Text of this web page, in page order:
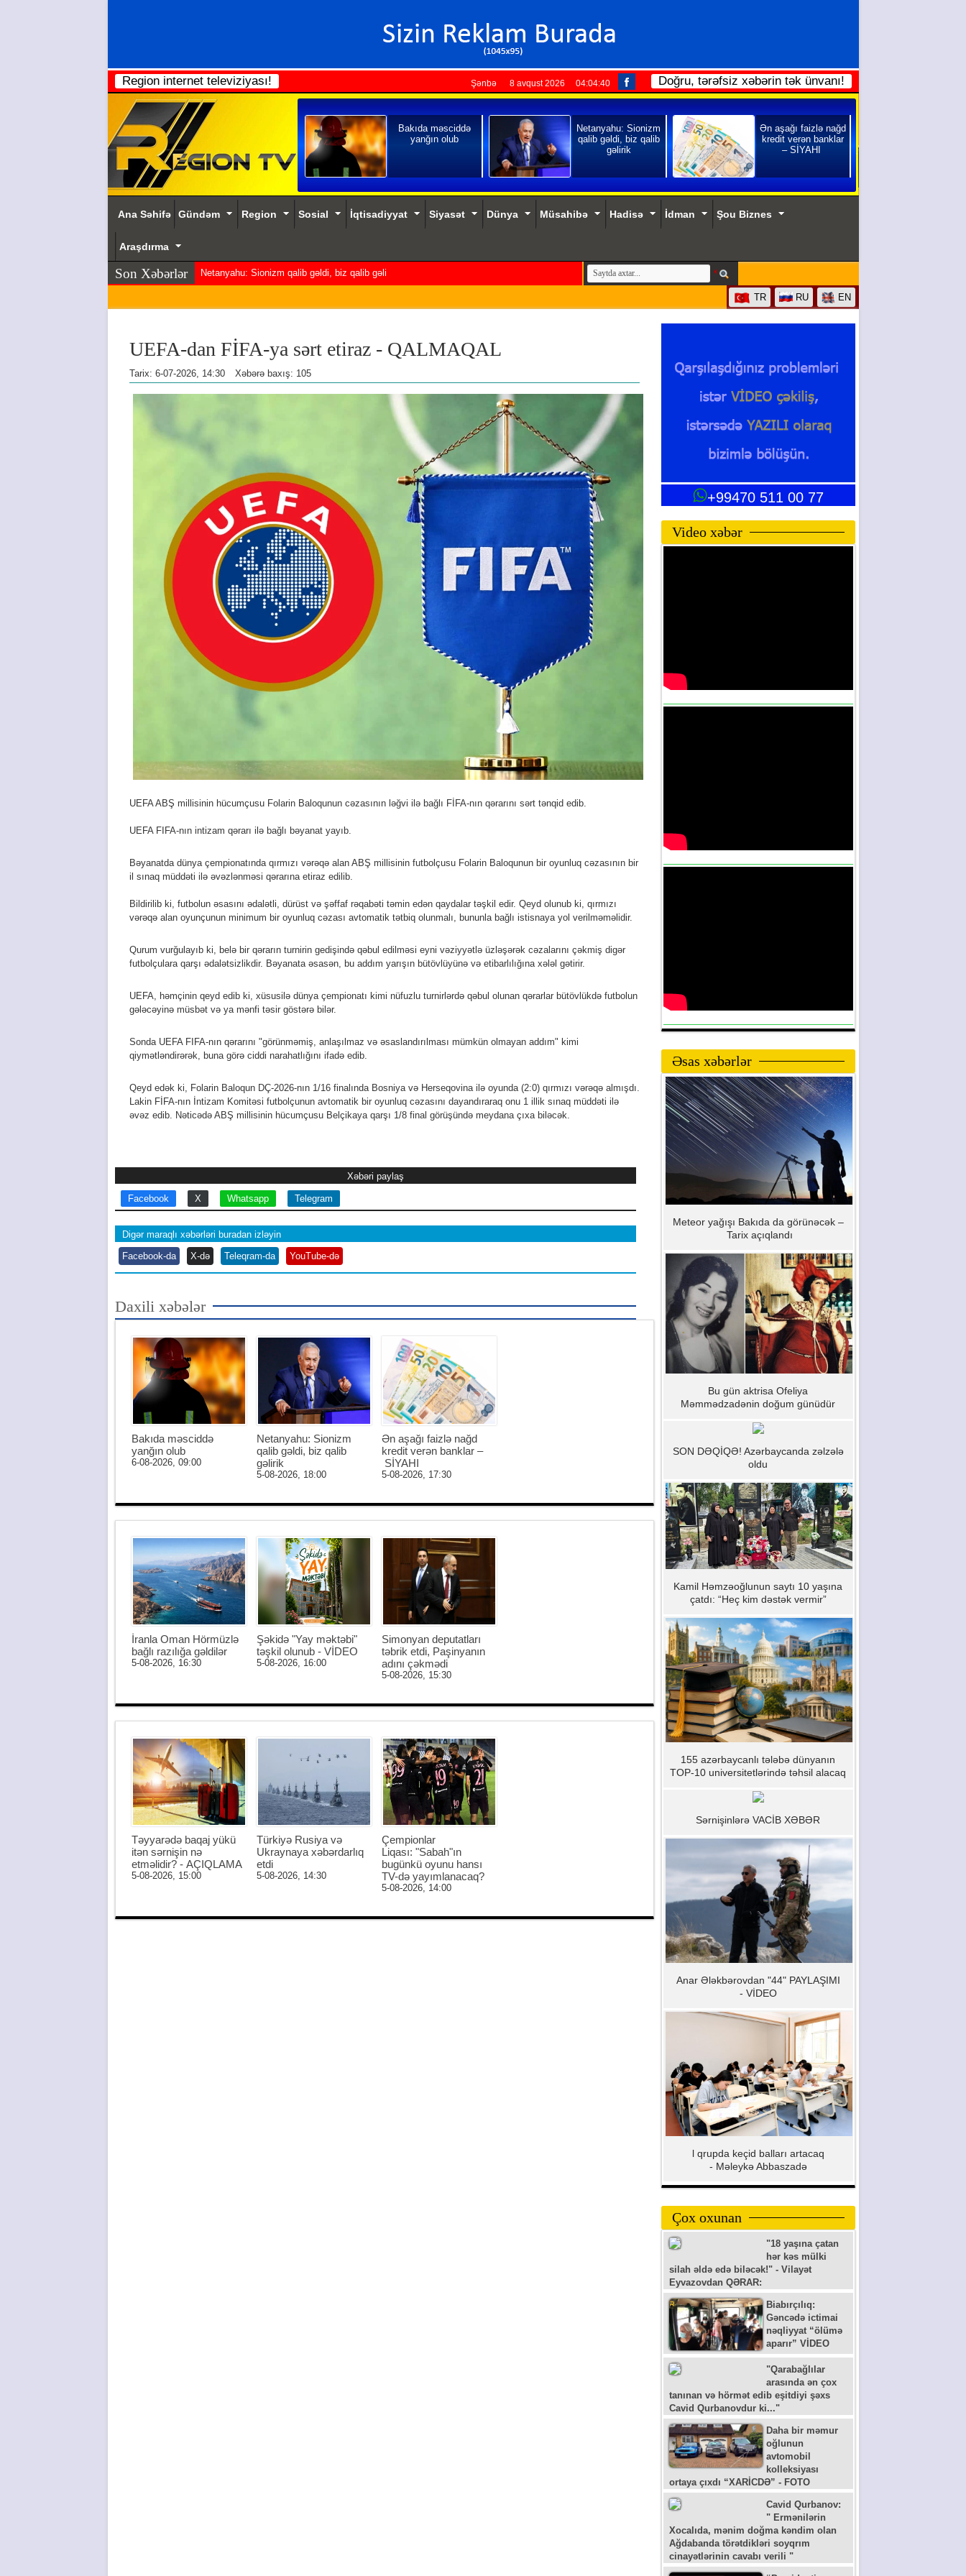
Region internet televiziyası! Şənbə 8 avqust 2026 04:04:42 Doğru, tərəfsiz xəbərin tək ünvanı!
Bakıda məsciddə
yanğın olub
Netanyahu: Sionizm
qalib gəldi, biz qalib
gəlirik
Ən aşağı faizlə nağd
kredit verən banklar
– SİYAHI
Ana Səhifə Gündəm Region Sosial İqtisadiyyat Siyasət Dünya Müsahibə Hadisə İdman Şou Biznes
Araşdırma
Son Xəbərlər Netanyahu: Sionizm qalib gəldi, biz qalib gəlirik
TR RU EN
UEFA-dan FİFA-ya sərt etiraz - QALMAQAL
Tarix: 6-07-2026, 14:30 Xəbərə baxış: 105
UEFA ABŞ millisinin hücumçusu Folarin Baloqunun cəzasının ləğvi ilə bağlı FİFA-nın qərarını sərt tənqid edib.
UEFA FIFA-nın intizam qərarı ilə bağlı bəyanat yayıb.
Bəyanatda dünya çempionatında qırmızı vərəqə alan ABŞ millisinin futbolçusu Folarin Baloqunun bir oyunluq cəzasının bir
il sınaq müddəti ilə əvəzlənməsi qərarına etiraz edilib.
Bildirilib ki, futbolun əsasını ədalətli, dürüst və şəffaf rəqabəti təmin edən qaydalar təşkil edir. Qeyd olunub ki, qırmızı
vərəqə alan oyunçunun minimum bir oyunluq cəzası avtomatik tətbiq olunmalı, bununla bağlı istisnaya yol verilməməlidir.
Qurum vurğulayıb ki, belə bir qərarın turnirin gedişində qəbul edilməsi eyni vəziyyətlə üzləşərək cəzalarını çəkmiş digər
futbolçulara qarşı ədalətsizlikdir. Bəyanata əsasən, bu addım yarışın bütövlüyünə və etibarlılığına xələl gətirir.
UEFA, həmçinin qeyd edib ki, xüsusilə dünya çempionatı kimi nüfuzlu turnirlərdə qəbul olunan qərarlar bütövlükdə futbolun
gələcəyinə müsbət və ya mənfi təsir göstərə bilər.
Sonda UEFA FIFA-nın qərarını "görünməmiş, anlaşılmaz və əsaslandırılması mümkün olmayan addım" kimi
qiymətləndirərək, buna görə ciddi narahatlığını ifadə edib.
Qeyd edək ki, Folarin Baloqun DÇ-2026-nın 1/16 finalında Bosniya və Herseqovina ilə oyunda (2:0) qırmızı vərəqə almışdı.
Lakin FİFA-nın İntizam Komitəsi futbolçunun avtomatik bir oyunluq cəzasını dayandıraraq onu 1 illik sınaq müddəti ilə
əvəz edib. Nəticədə ABŞ millisinin hücumçusu Belçikaya qarşı 1/8 final görüşündə meydana çıxa biləcək.
Xəbəri paylaş
Facebook X Whatsapp Telegram
Digər maraqlı xəbərləri buradan izləyin
Facebook-da
X-də Teleqram-da YouTube-də
Daxili xəbələr
Bakıda məsciddə
yanğın olub
6-08-2026, 09:00
Netanyahu: Sionizm
qalib gəldi, biz qalib
gəlirik
5-08-2026, 18:00
Ən aşağı faizlə nağd
kredit verən banklar –
SİYAHI
5-08-2026, 17:30
İranla Oman Hörmüzlə
bağlı razılığa gəldilər
5-08-2026, 16:30
Şəkidə "Yay məktəbi"
təşkil olunub - VİDEO
5-08-2026, 16:00
Simonyan deputatları
təbrik etdi, Paşinyanın
adını çəkmədi
5-08-2026, 15:30
Təyyarədə baqaj yükü
itən sərnişin nə
etməlidir? - AÇIQLAMA
5-08-2026, 15:00
Türkiyə Rusiya və
Ukraynaya xəbərdarlıq
etdi
5-08-2026, 14:30
Çempionlar
Liqası: "Sabah"ın
bugünkü oyunu hansı
TV-də yayımlanacaq?
5-08-2026, 14:00
+99470 511 00 77
Video xəbər
Əsas xəbərlər
Meteor yağışı Bakıda da görünəcək –
Tarix açıqlandı
Bu gün aktrisa Ofeliya
Məmmədzadənin doğum günüdür
SON DƏQİQƏ! Azərbaycanda zəlzələ
oldu
Kamil Həmzəoğlunun saytı 10 yaşına
çatdı: “Heç kim dəstək vermir”
155 azərbaycanlı tələbə dünyanın
TOP-10 universitetlərində təhsil alacaq
Sərnişinlərə VACİB XƏBƏR
Anar Ələkbərovdan "44" PAYLAŞIMI
- VİDEO
l qrupda keçid balları artacaq
- Məleykə Abbaszadə
Çox oxunan
"18 yaşına çatan
hər kəs mülki
silah əldə edə biləcək!" - Vilayət
Eyvazovdan QƏRAR:
Biabırçılıq:
Gəncədə ictimai
nəqliyyat “ölümə
aparır” VİDEO
"Qarabağlılar
arasında ən çox
tanınan və hörmət edib eşitdiyi şəxs
Cavid Qurbanovdur ki..."
Daha bir məmur
oğlunun
avtomobil
kolleksiyası
ortaya çıxdı “XARİCDƏ” - FOTO
Cavid Qurbanov:
" Ermənilərin
Xocalıda, mənim doğma kəndim olan
Ağdabanda törətdikləri soyqrım
cinayətlərinin cavabı verili "